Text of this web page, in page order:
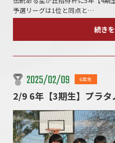
予選リーグは1位と同点と…
続き
2025/02/09 6年生
2/9 6年【3期生】プラタ